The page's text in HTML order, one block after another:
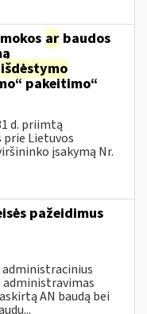
ar baudos
išdėstymo
pakeitimo“
d. priimtą
prie Lietuvos
įsakymą Nr.
pažeidimus
administracinius
AN baudą bei